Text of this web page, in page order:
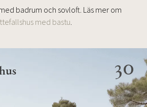
badrum och sovloft. Läs mer om
med bastu.
30